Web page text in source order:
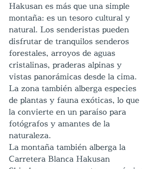
Hakusan es más que una simple
montaña: es un tesoro cultural y
natural. Los senderistas pueden
disfrutar de tranquilos senderos
forestales, arroyos de aguas
cristalinas, praderas alpinas y
vistas panorámicas desde la cima.
La zona también alberga especies
de plantas y fauna exóticas, lo que
la convierte en un paraíso para
fotógrafos y amantes de la
naturaleza.
La montaña también alberga la
Carretera Blanca Hakusan